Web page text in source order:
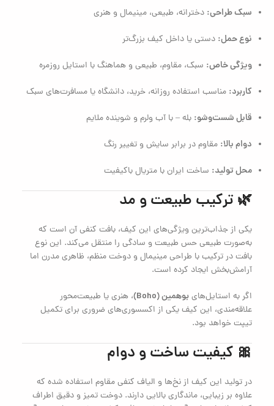
سبک طراحی: دخترانه، طبیعی، مینیمال و هنری
نوع حمل: دستی یا داخل کیف بزرگ‌تر
ویژگی خاص: سبک، مقاوم، طبیعی و هماهنگ با استایل روزمره
کاربرد: مناسب استفاده روزانه، خرید، دانشگاه یا مسافرت‌های سبک
قابل شست‌وشو: بله – با آب ولرم و شوینده ملایم
دوام بالا: مقاوم در برابر سایش و تغییر رنگ
محل تولید: ساخت ایران با متریال باکیفیت
🌿 ترکیب طبیعت و مد
یکی از جذاب‌ترین ویژگی‌های این کیف، بافت کنفی آن است که
به‌صورت طبیعی حس طبیعت و سادگی را منتقل می‌کند. این نوع
بافت در ترکیب با طراحی مینیمال و دوخت منظم، ظاهری مدرن اما
آرامش‌بخش ایجاد کرده است.
اگر به استایل‌هایبوهمین (Boho)
، هنری یا طبیعت‌محور
علاقه‌مندی، این کیف یکی از اکسسوری‌های ضروری برای تکمیل
تیپت خواهد بود.
🎀 کیفیت ساخت و دوام
در تولید این کیف از نخ‌ها و الیاف کنفی مقاوم استفاده شده که
علاوه بر زیبایی، ماندگاری بالایی دارند. دوخت تمیز و دقیق اطراف